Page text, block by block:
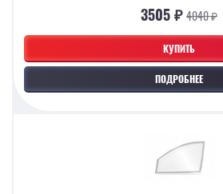
КУПИТЬ
ПОДРОБНЕЕ
3505 ₽4040 ₽